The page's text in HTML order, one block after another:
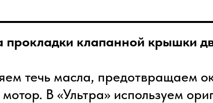
прокладки клапанной крышки
течь масла, предотвращаем
мотор. В «Ультра» используем